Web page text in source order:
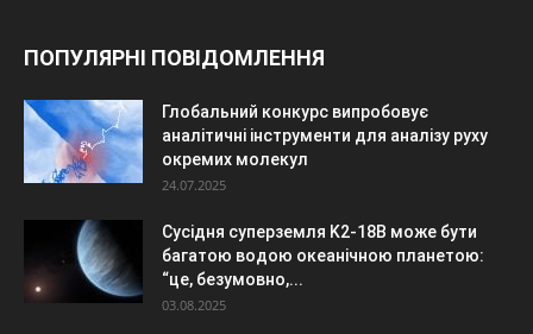
ПОПУЛЯРНІ ПОВІДОМЛЕННЯ
Глобальний конкурс випробовує
аналітичні інструменти для аналізу руху
окремих молекул
24.07.2025
Сусідня суперземля K2-18B може бути
багатою водою океанічною планетою:
“це, безумовно,...
03.08.2025